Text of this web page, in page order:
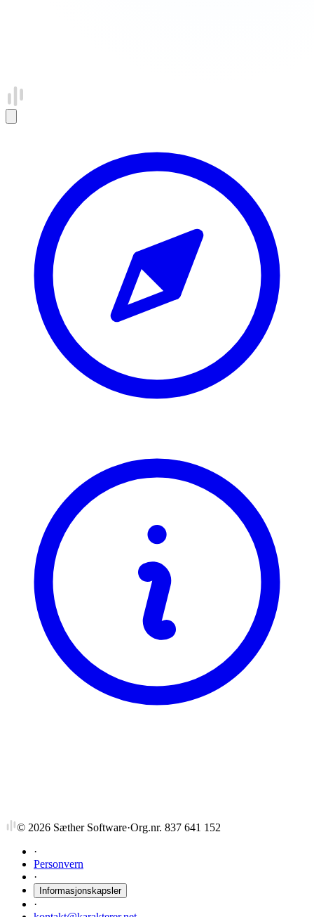
© 2026 Sæther Software·Org.nr. 837 641 152
·
Personvern
·
Informasjonskapsler
·